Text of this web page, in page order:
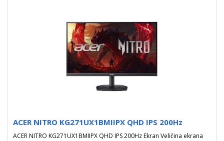
ACER NITRO KG271UX1BMIIPX QHD IPS 200Hz
ACER NITRO KG271UX1BMIIPX QHD IPS 200Hz Ekran Veličina ekrana